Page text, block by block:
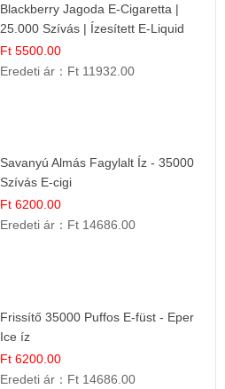
Blackberry Jagoda E-Cigaretta |
25.000 Szívás | Ízesített E-Liquid
Ft 5500.00
Eredeti ár： Ft 11932.00
Savanyú Almás Fagylalt Íz - 35000
Szívás E-cigi
Ft 6200.00
Eredeti ár： Ft 14686.00
Frissítő 35000 Puffos E-füst - Eper
Ice íz
Ft 6200.00
Eredeti ár： Ft 14686.00